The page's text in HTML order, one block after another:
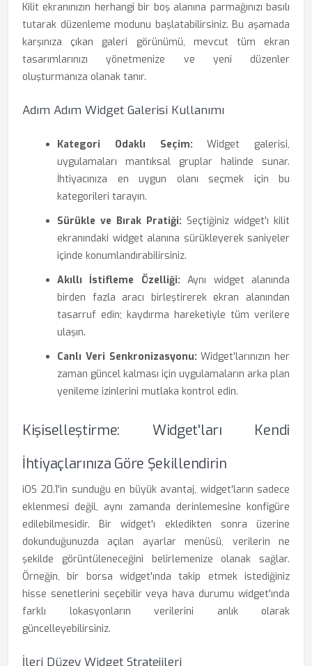
Kilit ekranınızın herhangi bir boş alanına parmağınızı basılı
tutarak düzenleme modunu başlatabilirsiniz. Bu aşamada
karşınıza çıkan galeri görünümü, mevcut tüm ekran
tasarımlarınızı yönetmenize ve yeni düzenler
oluşturmanıza olanak tanır.
Adım Adım Widget Galerisi Kullanımı
Kategori Odaklı Seçim: Widget galerisi,
uygulamaları mantıksal gruplar halinde sunar.
İhtiyacınıza en uygun olanı seçmek için bu
kategorileri tarayın.
Sürükle ve Bırak Pratiği: Seçtiğiniz widget'ı kilit
ekranındaki widget alanına sürükleyerek saniyeler
içinde konumlandırabilirsiniz.
Akıllı İstifleme Özelliği: Aynı widget alanında
birden fazla aracı birleştirerek ekran alanından
tasarruf edin; kaydırma hareketiyle tüm verilere
ulaşın.
Canlı Veri Senkronizasyonu: Widget'larınızın her
zaman güncel kalması için uygulamaların arka plan
yenileme izinlerini mutlaka kontrol edin.
Kişiselleştirme: Widget'ları Kendi
İhtiyaçlarınıza Göre Şekillendirin
iOS 20.1'in sunduğu en büyük avantaj, widget'ların sadece
eklenmesi değil, aynı zamanda derinlemesine konfigüre
edilebilmesidir. Bir widget'ı ekledikten sonra üzerine
dokunduğunuzda açılan ayarlar menüsü, verilerin ne
şekilde görüntüleneceğini belirlemenize olanak sağlar.
Örneğin, bir borsa widget'ında takip etmek istediğiniz
hisse senetlerini seçebilir veya hava durumu widget'ında
farklı lokasyonların verilerini anlık olarak
güncelleyebilirsiniz.
İleri Düzey Widget Stratejileri